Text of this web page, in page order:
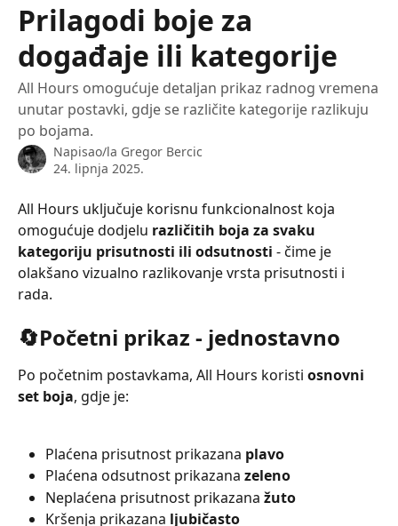
Prilagodi boje za
događaje ili kategorije
All Hours omogućuje detaljan prikaz radnog vremena
unutar postavki, gdje se različite kategorije razlikuju
po bojama.
Napisao/la Gregor Bercic
24. lipnja 2025.
All Hours uključuje korisnu funkcionalnost koja
omogućuje dodjelu različitih boja za svaku
kategoriju prisutnosti ili odsutnosti - čime je
olakšano vizualno razlikovanje vrsta prisutnosti i
rada.
🔄Početni prikaz - jednostavno
Po početnim postavkama, All Hours koristi osnovni
set boja, gdje je:
Plaćena prisutnost prikazana plavo
Plaćena odsutnost prikazana zeleno
Neplaćena prisutnost prikazana žuto
Kršenja prikazana ljubičasto